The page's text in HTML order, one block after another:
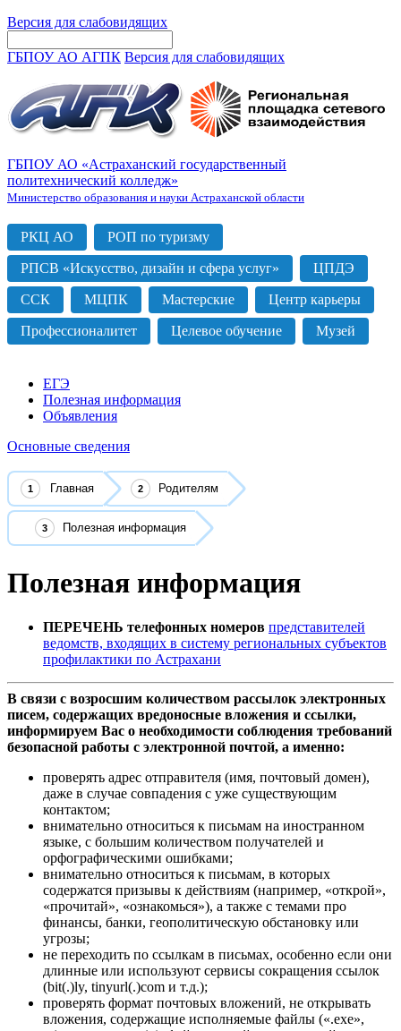
Версия для слабовидящих
ГБПОУ АО АГПК Версия для слабовидящих
ГБПОУ АО «Астраханский государственный
политехнический колледж»
Министерство образования и науки Астраханской области
РКЦ АО РОП по туризму
РПСВ «Искусство, дизайн и сфера услуг» ЦПДЭ
ССК МЦПК Мастерские Центр карьеры
Профессионалитет Целевое обучение Музей
ЕГЭ
Полезная информация
Объявления
Основные сведения
Главная Родителям
Полезная информация
Полезная информация
ПЕРЕЧЕНЬ телефонных номеров представителей
ведомств, входящих в систему региональных субъектов
профилактики по Астрахани
В связи с возросшим количеством рассылок электронных
писем, содержащих вредоносные вложения и ссылки,
информируем Вас о необходимости соблюдения требований
безопасной работы с электронной почтой, а именно:
проверять адрес отправителя (имя, почтовый домен),
даже в случае совпадения с уже существующим
контактом;
внимательно относиться к письмам на иностранном
языке, с большим количеством получателей и
орфографическими ошибками;
внимательно относиться к письмам, в которых
содержатся призывы к действиям (например, «открой»,
«прочитай», «ознакомься»), а также с темами про
финансы, банки, геополитическую обстановку или
угрозы;
не переходить по ссылкам в письмах, особенно если они
длинные или используют сервисы сокращения ссылок
(bit(.)ly, tinyurl(.)com и т.д.);
проверять формат почтовых вложений, не открывать
вложения, содержащие исполняемые файлы («.exe»,